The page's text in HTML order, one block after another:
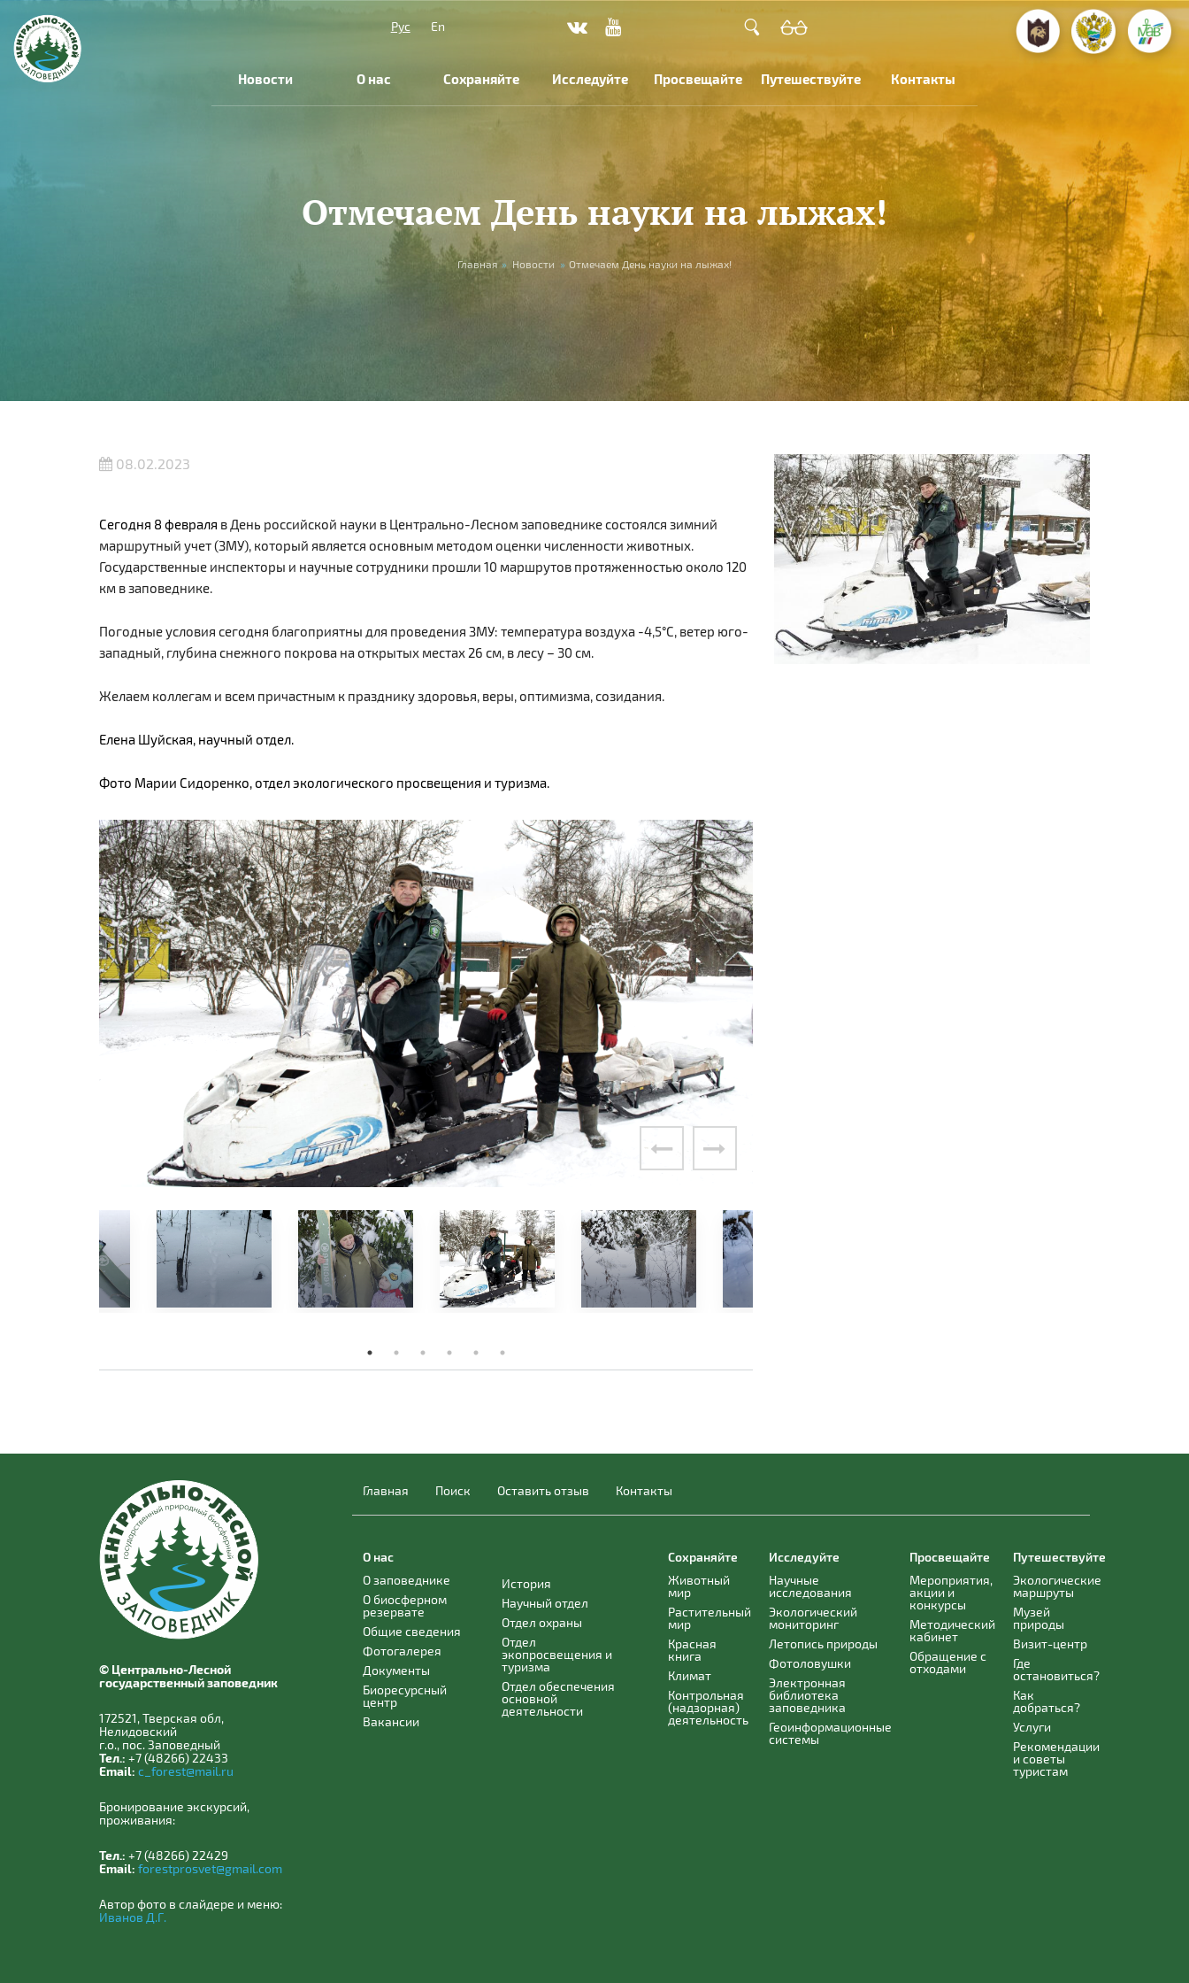
Рус
En
Новости О нас Сохраняйте Исследуйте Просвещайте Путешествуйте Контакты
Отмечаем День науки на лыжах!
Главная » Новости » Отмечаем День науки на лыжах!
08.02.2023
Сегодня 8 февраля в День российской науки в Центрально-Лесном заповеднике состоялся зимний
маршрутный учет (ЗМУ), который является основным методом оценки численности животных.
Государственные инспекторы и научные сотрудники прошли 10 маршрутов протяженностью около 120
км в заповеднике.
Погодные условия сегодня благоприятны для проведения ЗМУ: температура воздуха -4,5°С, ветер юго-
западный, глубина снежного покрова на открытых местах 26 см, в лесу – 30 см.
Желаем коллегам и всем причастным к празднику здоровья, веры, оптимизма, созидания.
Елена Шуйская, научный отдел.
Фото Марии Сидоренко, отдел экологического просвещения и туризма.
© Центрально-Лесной
государственный заповедник
172521, Тверская обл,
Нелидовский
г.о., пос. Заповедный
Тел.: +7 (48266) 22433
Email: c_forest@mail.ru
Бронирование экскурсий,
проживания:
Тел.: +7 (48266) 22429
Email: forestprosvet@gmail.com
Автор фото в слайдере и меню:
Иванов Д.Г.
Главная Поиск Оставить отзыв Контакты
О нас
О заповеднике
О биосферном
резервате
Общие сведения
Фотогалерея
Документы
Биоресурсный
центр
Вакансии
История
Научный отдел
Отдел охраны
Отдел
экопросвещения и
туризма
Отдел обеспечения
основной
деятельности
Сохраняйте
Животный
мир
Растительный
мир
Красная
книга
Климат
Контрольная
(надзорная)
деятельность
Исследуйте
Научные
исследования
Экологический
мониторинг
Летопись природы
Фотоловушки
Электронная
библиотека
заповедника
Геоинформационные
системы
Просвещайте
Мероприятия,
акции и
конкурсы
Методический
кабинет
Обращение с
отходами
Путешествуйте
Экологические
маршруты
Музей
природы
Визит-центр
Где
остановиться?
Как
добраться?
Услуги
Рекомендации
и советы
туристам